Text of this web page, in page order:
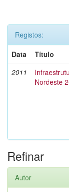
Registos:
Data
Título
2011
Nordeste
Refinar
Autor